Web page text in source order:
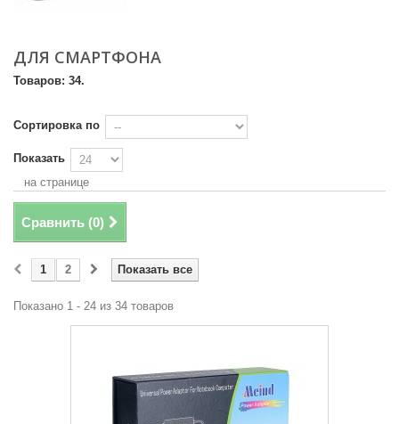
ДЛЯ СМАРТФОНА
Товаров: 34.
Сортировка по
Показать
на странице
Сравнить (0)
Показать все
1 2
Показано 1 - 24 из 34 товаров